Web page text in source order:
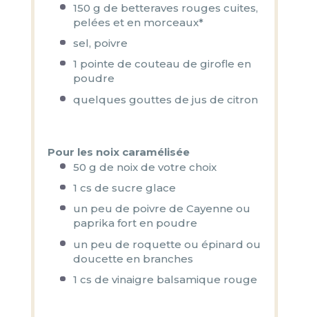
150 g de betteraves rouges cuites,
pelées et en morceaux*
sel, poivre
1 pointe de couteau de girofle en
poudre
quelques gouttes de jus de citron
Pour les noix caramélisée
50 g de noix de votre choix
1 cs de sucre glace
un peu de poivre de Cayenne ou
paprika fort en poudre
un peu de roquette ou épinard ou
doucette en branches
1 cs de vinaigre balsamique rouge